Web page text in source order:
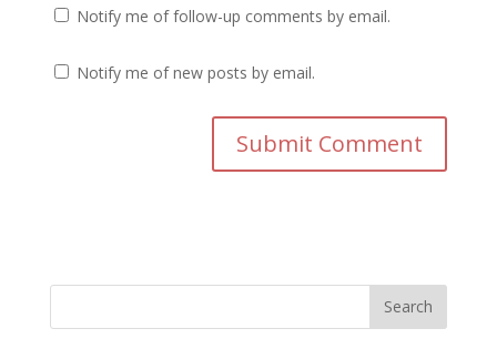
Notify me of follow-up comments by email.
Notify me of new posts by email.